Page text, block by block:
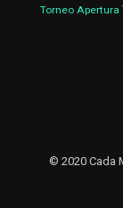
Torneo Apertura
© 2020 Cada